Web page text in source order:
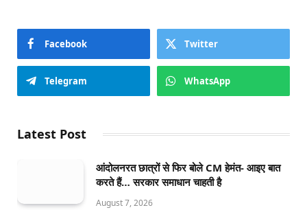
Facebook Twitter
Telegram WhatsApp
Latest Post
आंदोलनरत छात्रों से फिर बोले CM हेमंत- आइए बात
करते हैं… सरकार समाधान चाहती है
August 7, 2026